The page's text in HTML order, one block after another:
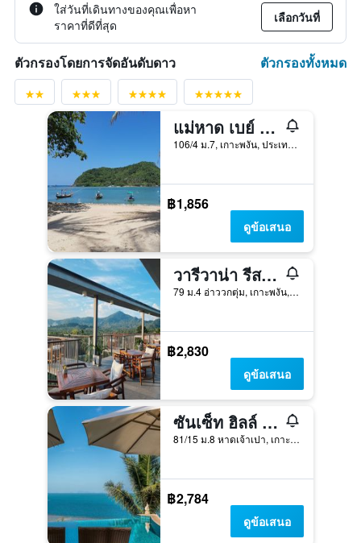
ใส่วันที่เดินทางของคุณเพื่อหา
ราคาที่ดีที่สุด
เลือกวันที่
ตัวกรองโดยการจัดอันดับดาว ตัวกรองทั้งหมด
แม่หาด เบย์ รีสอร์ท
106/4 ม.7, เกาะพงัน, ประเทศไทย
฿1,856
ดูข้อเสนอ
วารีวาน่า รีสอร์ท เกาะพะงัน เดอะเซ็นทารา คอลเลคชั่น
79 ม.4 อ่าววกตุ่ม, เกาะพงัน, ประเทศไทย
฿2,830
ดูข้อเสนอ
ซันเซ็ท ฮิลล์ บูติค รีสอร์ท
81/15 ม.8 หาดเจ้าเปา, เกาะพงัน, ประเทศไทย
฿2,784
ดูข้อเสนอ